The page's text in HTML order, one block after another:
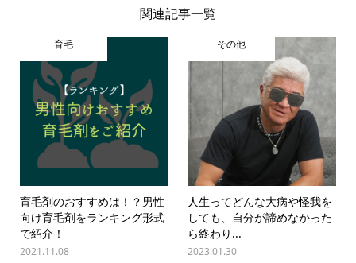
関連記事一覧
育毛
育毛剤のおすすめは！？男性
向け育毛剤をランキング形式
で紹介！
2021.11.08
その他
人生ってどんな大病や怪我を
しても、自分が諦めなかった
ら終わり...
2023.01.30